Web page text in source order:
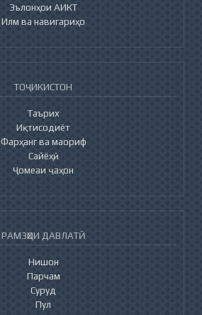
Эълонҳои АИКТ
Илм ва навигариҳо
ТОҶИКИСТОН
Таърих
Иқтисодиёт
Фарҳанг ва маориф
Сайёҳӣ
Ҷомеаи ҷаҳон
РАМЗҲОИ ДАВЛАТӢ
Нишон
Парчам
Суруд
Пул